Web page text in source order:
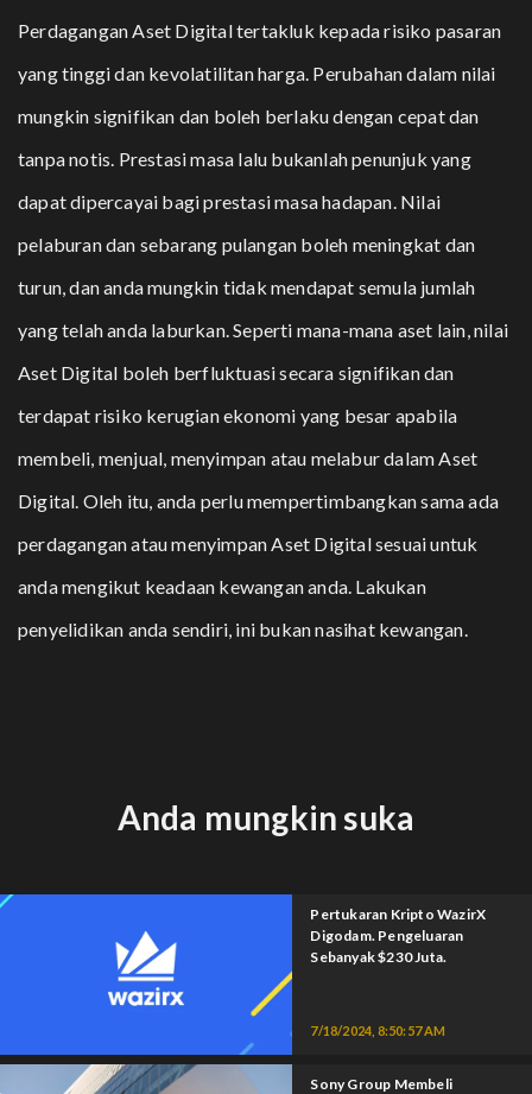
Perdagangan Aset Digital tertakluk kepada risiko pasaran
yang tinggi dan kevolatilitan harga. Perubahan dalam nilai
mungkin signifikan dan boleh berlaku dengan cepat dan
tanpa notis. Prestasi masa lalu bukanlah penunjuk yang
dapat dipercayai bagi prestasi masa hadapan. Nilai
pelaburan dan sebarang pulangan boleh meningkat dan
turun, dan anda mungkin tidak mendapat semula jumlah
yang telah anda laburkan. Seperti mana-mana aset lain, nilai
Aset Digital boleh berfluktuasi secara signifikan dan
terdapat risiko kerugian ekonomi yang besar apabila
membeli, menjual, menyimpan atau melabur dalam Aset
Digital. Oleh itu, anda perlu mempertimbangkan sama ada
perdagangan atau menyimpan Aset Digital sesuai untuk
anda mengikut keadaan kewangan anda. Lakukan
penyelidikan anda sendiri, ini bukan nasihat kewangan.
Anda mungkin suka
Pertukaran Kripto WazirX
Digodam. Pengeluaran
Sebanyak $230 Juta.
7/18/2024, 8:50:57 AM
Sony Group Membeli